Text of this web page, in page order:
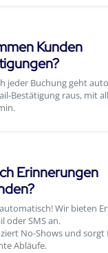
Kunden
jeder Buchung geht
Bestätigung raus, mit
Erinnerungen
automatisch! Wir bieten
oder SMS an.
No-Shows und sorgt
Abläufe.